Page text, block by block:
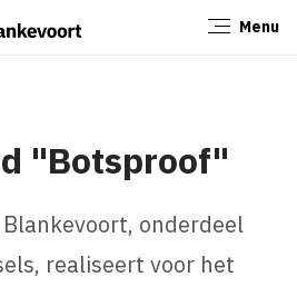
Menu
"Botsproof"
onderdeel
realiseert voor het
Sluiten